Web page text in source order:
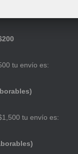
tu envío es:
tu envío es: